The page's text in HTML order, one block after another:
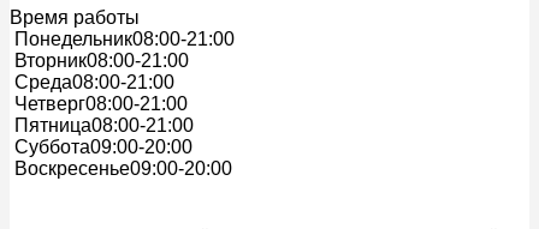
Время работы
Понедельник08:00-21:00
Вторник08:00-21:00
Среда08:00-21:00
Четверг08:00-21:00
Пятница08:00-21:00
Суббота09:00-20:00
Воскресенье09:00-20:00